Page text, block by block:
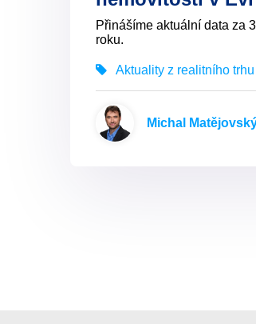
Přinášíme aktuální data za
roku.
Aktuality z realitního trhu
Michal